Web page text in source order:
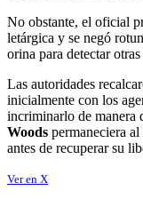
No obstante, el oficial
letárgica y se negó
orina para detectar otras
Las autoridades
inicialmente con los
incriminarlo de manera
Woods permaneciera
antes de recuperar su
Ver en X